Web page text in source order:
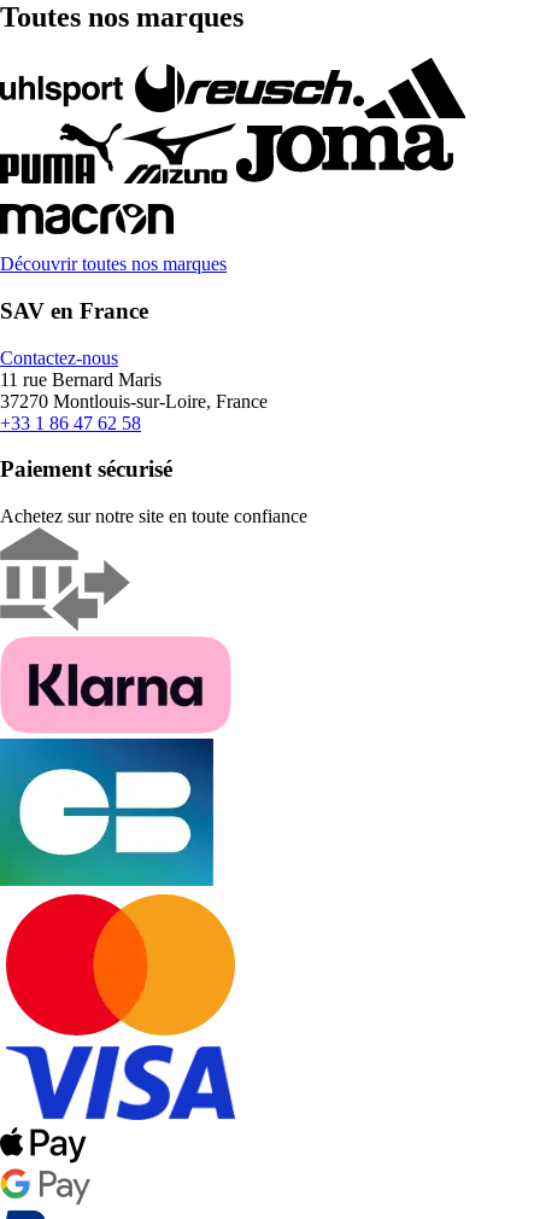
Toutes nos marques
Découvrir toutes nos marques
SAV en France
Contactez-nous
11 rue Bernard Maris
37270 Montlouis-sur-Loire, France
+33 1 86 47 62 58
Paiement sécurisé
Achetez sur notre site en toute confiance